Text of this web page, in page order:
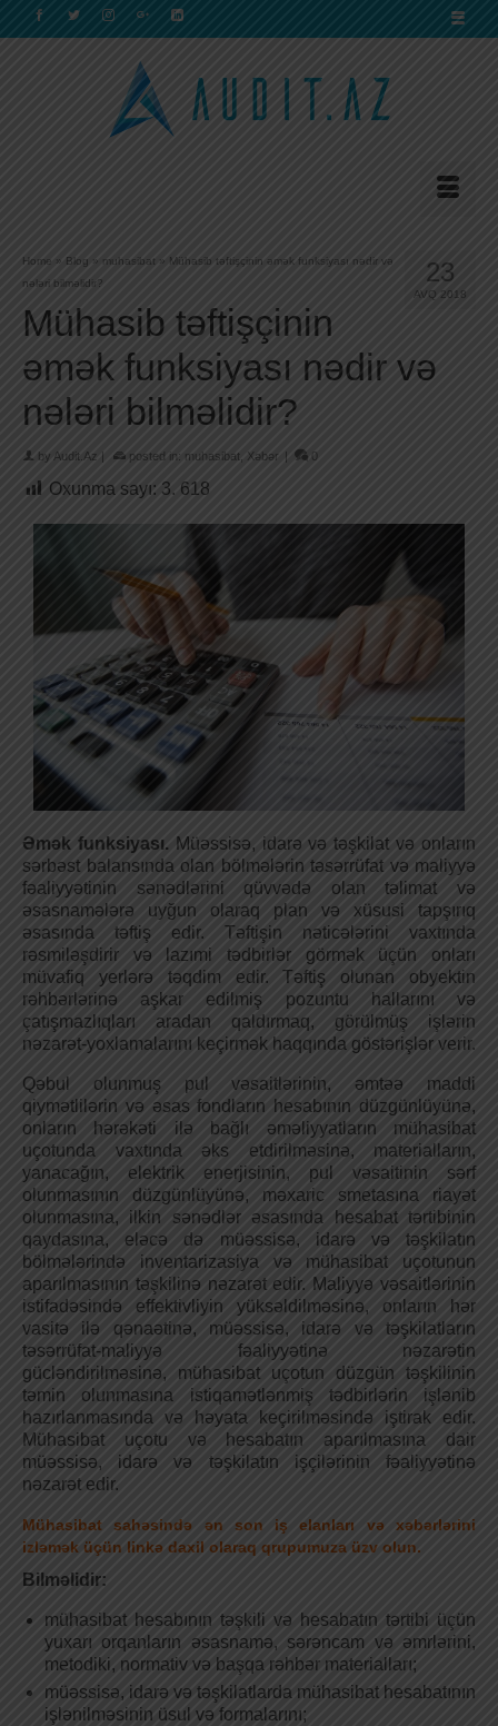
23
AVQ 2018
Home » Blog » muhasibat » Mühasib təftişçinin əmək funksiyası nədir və
nələri bilməlidir?
Mühasib təftişçinin
əmək funksiyası nədir və
nələri bilməlidir?
by Audit.Az | posted in: muhasibat Xəbər | 0
Oxunma sayı: 3. 618
Əmək funksiyası.Müəssisə, idarə və təşkilat və onların
sərbəst balansında olan bölmələrin təsərrüfat və maliyyə
fəaliyyətinin sənədlərini qüvvədə olan təlimat və
əsasnamələrə uyğun olaraq plan və xüsusi tapşırıq
əsasında təftiş edir. Təftişin nəticələrini vaxtında
rəsmiləşdirir və lazımi tədbirlər görmək üçün onları
müvafiq yerlərə təqdim edir. Təftiş olunan obyektin
rəhbərlərinə aşkar edilmiş pozuntu hallarını və
çatışmazlıqları aradan qaldırmaq, görülmüş işlərin
nəzarət-yoxlamalarını keçirmək haqqında göstərişlər verir.
Qəbul olunmuş pul vəsaitlərinin, əmtəə maddi
qiymətlilərin və əsas fondların hesabının düzgünlüyünə,
onların hərəkəti ilə bağlı əməliyyatların mühasibat
uçotunda vaxtında əks etdirilməsinə, materialların,
yanacağın, elektrik enerjisinin, pul vəsaitinin sərf
olunmasının düzgünlüyünə, məxaric smetasına riayət
olunmasına, ilkin sənədlər əsasında hesabat tərtibinin
qaydasına, eləcə də müəssisə, idarə və təşkilatın
bölmələrində inventarizasiya və mühasibat uçotunun
aparılmasının təşkilinə nəzarət edir. Maliyyə vəsaitlərinin
istifadəsində effektivliyin yüksəldilməsinə, onların hər
vasitə ilə qənaətinə, müəssisə, idarə və təşkilatların
təsərrüfat-maliyyə fəaliyyətinə nəzarətin
gücləndirilməsinə, mühasibat uçotun düzgün təşkilinin
təmin olunmasına istiqamətlənmiş tədbirlərin işlənib
hazırlanmasında və həyata keçirilməsində iştirak edir.
Mühasibat uçotu və hesabatın aparılmasına dair
müəssisə, idarə və təşkilatın işçilərinin fəaliyyətinə
nəzarət edir.
Mühasibat sahəsində ən son iş elanları və xəbərlərini
izləmək üçün linkə daxil olaraq qrupumuza üzv olun.
Bilməlidir:
mühasibat hesabının təşkili və hesabatın tərtibi üçün
yuxarı orqanların əsasnamə, sərəncam və əmrlərini,
metodiki, normativ və başqa rəhbər materialları;
müəssisə, idarə və təşkilatlarda mühasibat hesabatının
işlənilməsinin üsul və formalarını;